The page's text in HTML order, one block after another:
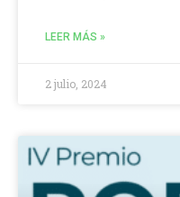
LEER MÁS »
2 julio, 2024